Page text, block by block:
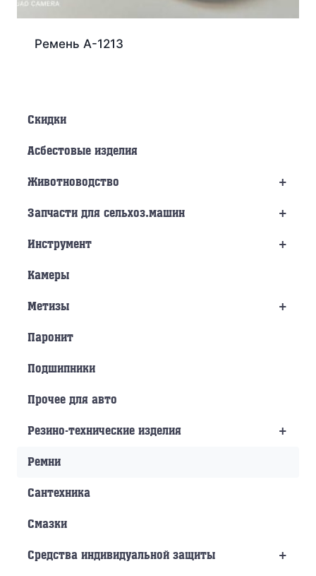
Ремень А-1213
Скидки
Асбестовые изделия
+
Животноводство
+
Запчасти для сельхоз.машин
+
Инструмент
Камеры
+
Метизы
Паронит
Подшипники
Прочее для авто
+
Резино-технические изделия
Ремни
Сантехника
Смазки
+
Средства индивидуальной защиты